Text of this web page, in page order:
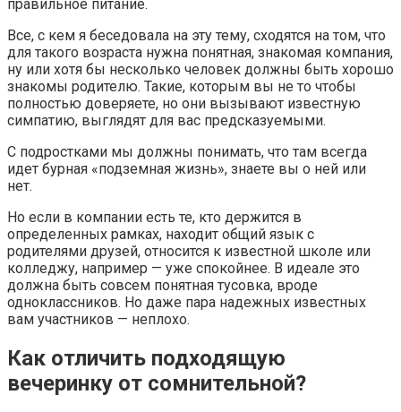
правильное питание.
Все, с кем я беседовала на эту тему, сходятся на том, что
для такого возраста нужна понятная, знакомая компания,
ну или хотя бы несколько человек должны быть хорошо
знакомы родителю. Такие, которым вы не то чтобы
полностью доверяете, но они вызывают известную
симпатию, выглядят для вас предсказуемыми.
С подростками мы должны понимать, что там всегда
идет бурная «подземная жизнь», знаете вы о ней или
нет.
Но если в компании есть те, кто держится в
определенных рамках, находит общий язык с
родителями друзей, относится к известной школе или
колледжу, например — уже спокойнее. В идеале это
должна быть совсем понятная тусовка, вроде
одноклассников. Но даже пара надежных известных
вам участников — неплохо.
Как отличить подходящую
вечеринку от сомнительной?